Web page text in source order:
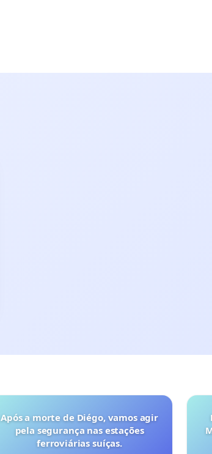
Após a morte de Diégo, vamos agir
pela segurança nas estações
ferroviárias suíças.